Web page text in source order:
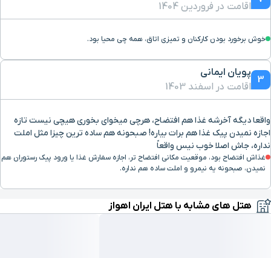
اقامت در فروردین 1404
خوش برخورد بودن کارکنان و تمیزی اتاق، همه چی محیا بود.
3
پویان ایمانی
اقامت در اسفند 1403
واقعا دیگه آخرشه غذا هم افتضاح، هرچی میخوای بخوری هیچی نیست تازه
اجازه نمیدن پیک غذا هم برات بیاره! صبحونه هم ساده ترین چیزا مثل املت
نداره، جاش اصلا خوب نیس واقعاً
غذاش افتضاح بود، موقعیت مکانی افتضاح تر، اجازه سفارش غذا یا ورود پیک رستوران هم
نمیدن، صبحونه یه نیمرو و املت ساده هم نداره.
هتل های مشابه با هتل ایران اهواز